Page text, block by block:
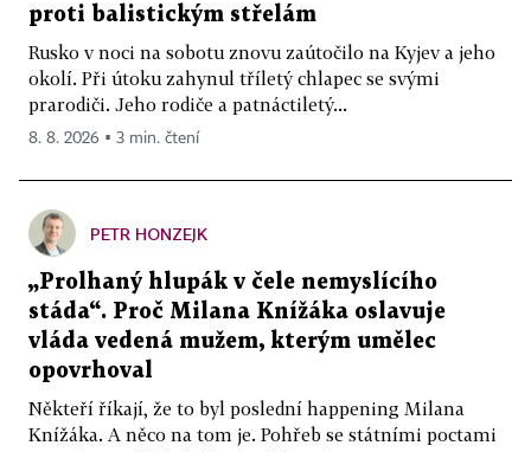
proti balistickým střelám
Rusko v noci na sobotu znovu zaútočilo na Kyjev a jeho
okolí. Při útoku zahynul tříletý chlapec se svými
prarodiči. Jeho rodiče a patnáctiletý...
8. 8. 2026 ▪ 3 min. čtení
PETR HONZEJK
„Prolhaný hlupák v čele nemyslícího
stáda“. Proč Milana Knížáka oslavuje
vláda vedená mužem, kterým umělec
opovrhoval
Někteří říkají, že to byl poslední happening Milana
Knížáka. A něco na tom je. Pohřeb se státními poctami